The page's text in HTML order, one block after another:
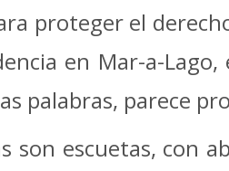
proteger el
en Mar-a-
palabras, parece
son escuetas, con